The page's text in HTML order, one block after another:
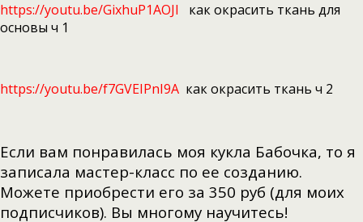
https://youtu.be/GixhuP1AOJI как окрасить ткань для
основы ч 1
https://youtu.be/f7GVEIPnI9A как окрасить ткань ч 2
Если вам понравилась моя кукла Бабочка, то я
записала мастер-класс по ее созданию.
Можете приобрести его за 350 руб (для моих
подписчиков). Вы многому научитесь!